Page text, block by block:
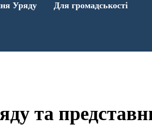
Уряду Для громадськості
про участь членів Уряду та
та